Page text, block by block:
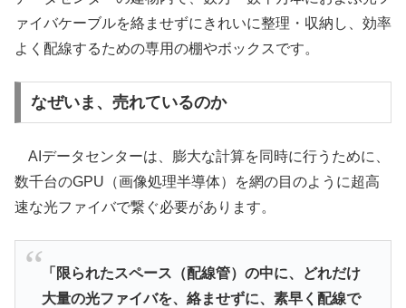
ァイバケーブルを絡ませずにきれいに整理・収納し、効率
よく配線するための専用の棚やボックスです。
なぜいま、売れているのか
AIデータセンターは、膨大な計算を同時に行うために、
数千台のGPU（画像処理半導体）を網の目のように超高
速な光ファイバで繋ぐ必要があります。
「限られたスペース（配線管）の中に、どれだけ
大量の光ファイバを、絡ませずに、素早く配線で